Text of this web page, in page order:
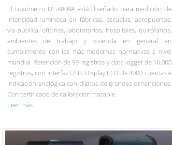
El Luxómetro DT-8809A está diseñado para medición de
intensidad luminosa en fábricas, escuelas, aeropuertos,
vía pública, oficinas, laboratorios, hospitales, quirófanos,
ambientes de trabajo y vivienda en general en
cumplimiento con las más modernas normativas a nivel
mundial. Retención de 99 registros y data logger de 16.000
registros, con interfaz USB. Display LCD de 4000 cuentas e
indicación analógica con dígitos de grandes dimensiones.
Con certificado de calibración trazable
Leer más